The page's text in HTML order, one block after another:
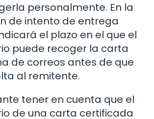
personalmente. En la
de intento de entrega
el plazo en el que el
puede recoger la carta
de correos antes de que
al remitente.
tener en cuenta que el
de una carta certificada